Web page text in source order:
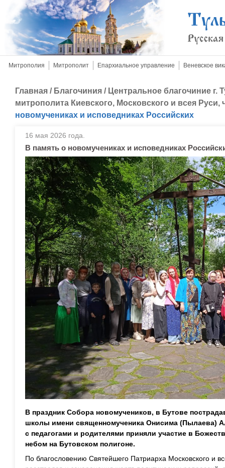
Митрополия Митрополит Епархиальное управление Веневское
Главная / Благочиния / Центральное благочиние г.
митрополита Киевского, Московского и всея Руси,
новомучениках и исповедниках Российских
16 мая 2026 года.
В память о новомучениках и исповедниках
В праздник Собора новомучеников, в Бутове
школы имени священномученика Онисима (Пылаева)
с педагогами и родителями приняли участие в
небом на Бутовском полигоне.
По благословению Святейшего Патриарха Московского и